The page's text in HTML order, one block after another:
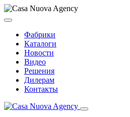
Фабрики
Каталоги
Новости
Видео
Решения
Дилерам
Контакты